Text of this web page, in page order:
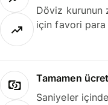
Döviz kurunun
için favori
Tamamen
Saniyeler